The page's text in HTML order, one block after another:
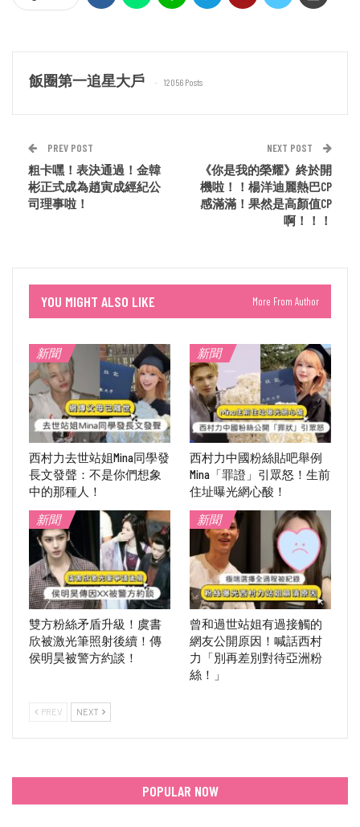
飯圈第一追星大戶 12056 Posts
PREV POST
粗卡嘿！表決通過！金韓
彬正式成為趙寅成經紀公
司理事啦！
NEXT POST
《你是我的榮耀》終於開
機啦！！楊洋迪麗熱巴CP
感滿滿！果然是高顏值CP
啊！！！
YOU MIGHT ALSO LIKE More From Author
新聞
西村力去世站姐Mina同學發
長文發聲：不是你們想象
中的那種人！
新聞
西村力中國粉絲貼吧舉例
Mina「罪證」引眾怒！生前
住址曝光網心酸！
新聞
雙方粉絲矛盾升級！虞書
欣被激光筆照射後續！傳
侯明昊被警方約談！
新聞
曾和過世站姐有過接觸的
網友公開原因！喊話西村
力「別再差別對待亞洲粉
絲！」
PREV NEXT
POPULAR NOW